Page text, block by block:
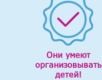
Они умеют
организовывать
детей!